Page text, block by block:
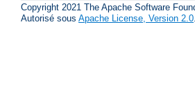
Copyright 2021 The Apache Software
Autorisé sous Apache License, Version 2.0